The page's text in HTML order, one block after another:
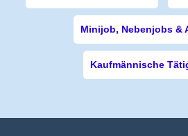
Minijob, Nebenjobs &
Kaufmännische